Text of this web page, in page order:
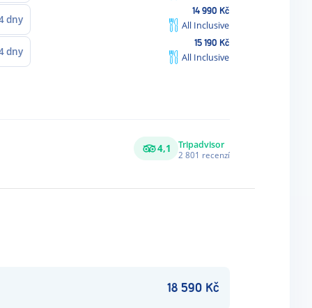
vstup do
Obchůdky
dny
14 990 Kč
All Inclusive
dny
15 190 Kč
All Inclusive
4,1 Tripadvisor
2 801 recenzí
18 590 Kč